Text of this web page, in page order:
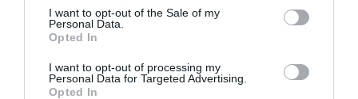
consent section.
I want to opt-out of the Sale of my
Personal Data.
Opted In
I want to opt-out of processing my
Personal Data for Targeted Advertising.
Opted In
Plüss játékok
Rendszámtábla
Serleg
Tetoválás